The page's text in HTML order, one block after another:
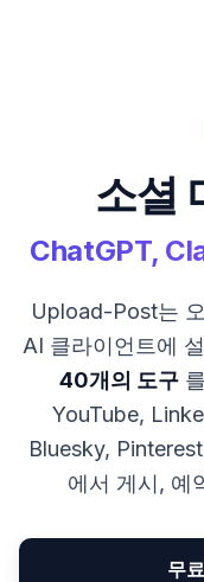
소셜
ChatGPT,
Upload-Post는
AI 클라이언트에
40개의 도구
YouTube,
Bluesky,
에서 게시, 예
무